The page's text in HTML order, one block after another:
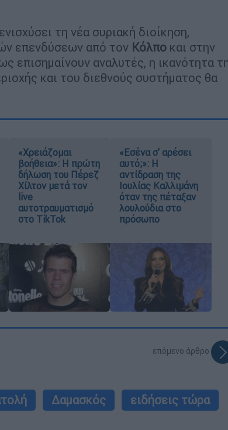
τη νέα συριακή διοίκηση,
επενδύσεων από τον Κόλπο και στην
αναλυτές, η ικανότητα
και του διεθνούς συστήματος θα
«Χρειάζομαι
βοήθεια»: Η πρώτη
δήλωση του Πέρεζ
Χίλτον μετά τον
live
αυτοτραυματισμό
στο TikTok
«Εσένα σ’ αρέσει
αυτό;»: Η
αντίδραση της
Ιουλίας Καλλιμάνη
όταν της πέταξαν
λουλούδια στο
πρόσωπο
επόμενο άρθρο
Δαμασκός
ειδήσεις τώρα